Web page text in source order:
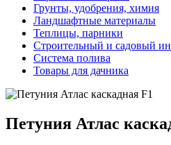
Грунты, удобрения, химия
Ландшафтные материалы
Теплицы, парники
Строительный и садовый
Система полива
Товары для дачника
Петуния Атлас